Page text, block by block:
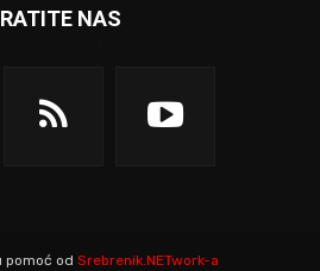
NAS
pomoć od Srebrenik.NETwork-a